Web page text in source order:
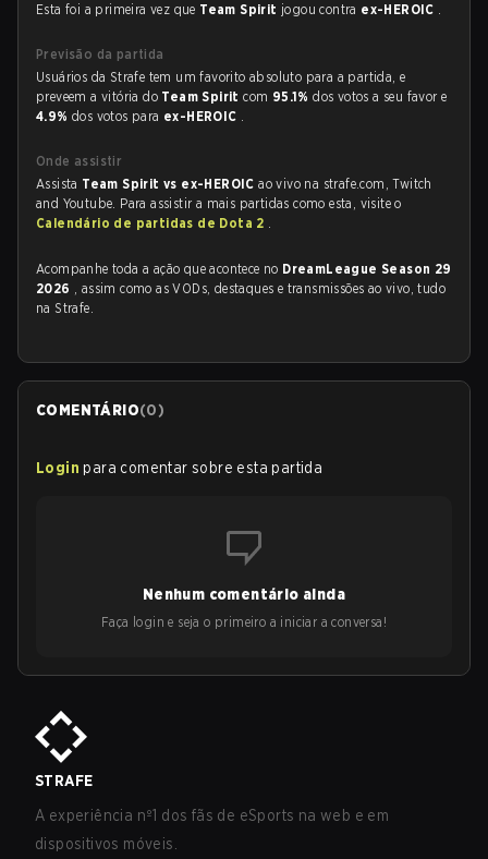
Esta foi a primeira vez que Team Spirit jogou contra ex-HEROIC .
Previsão da partida
Usuários da Strafe tem um favorito absoluto para a partida, e
preveem a vitória do Team Spiritcom 95.1%dos votos a seu favor e
4.9% dos votos para ex-HEROIC .
Onde assistir
Assista Team Spirit vs ex-HEROICao vivo na strafe.com, Twitch
and Youtube. Para assistir a mais partidas como esta, visite o
Calendário de partidas de Dota 2 .
Acompanhe toda a ação que acontece no DreamLeague Season 29
2026 , assim como as VODs, destaques e transmissões ao vivo, tudo
na Strafe.
COMENTÁRIO(0)
Login para comentar sobre esta partida
Nenhum comentário ainda
Faça login e seja o primeiro a iniciar a conversa!
STRAFE
A experiência nº1 dos fãs de eSports na web e em
dispositivos móveis.